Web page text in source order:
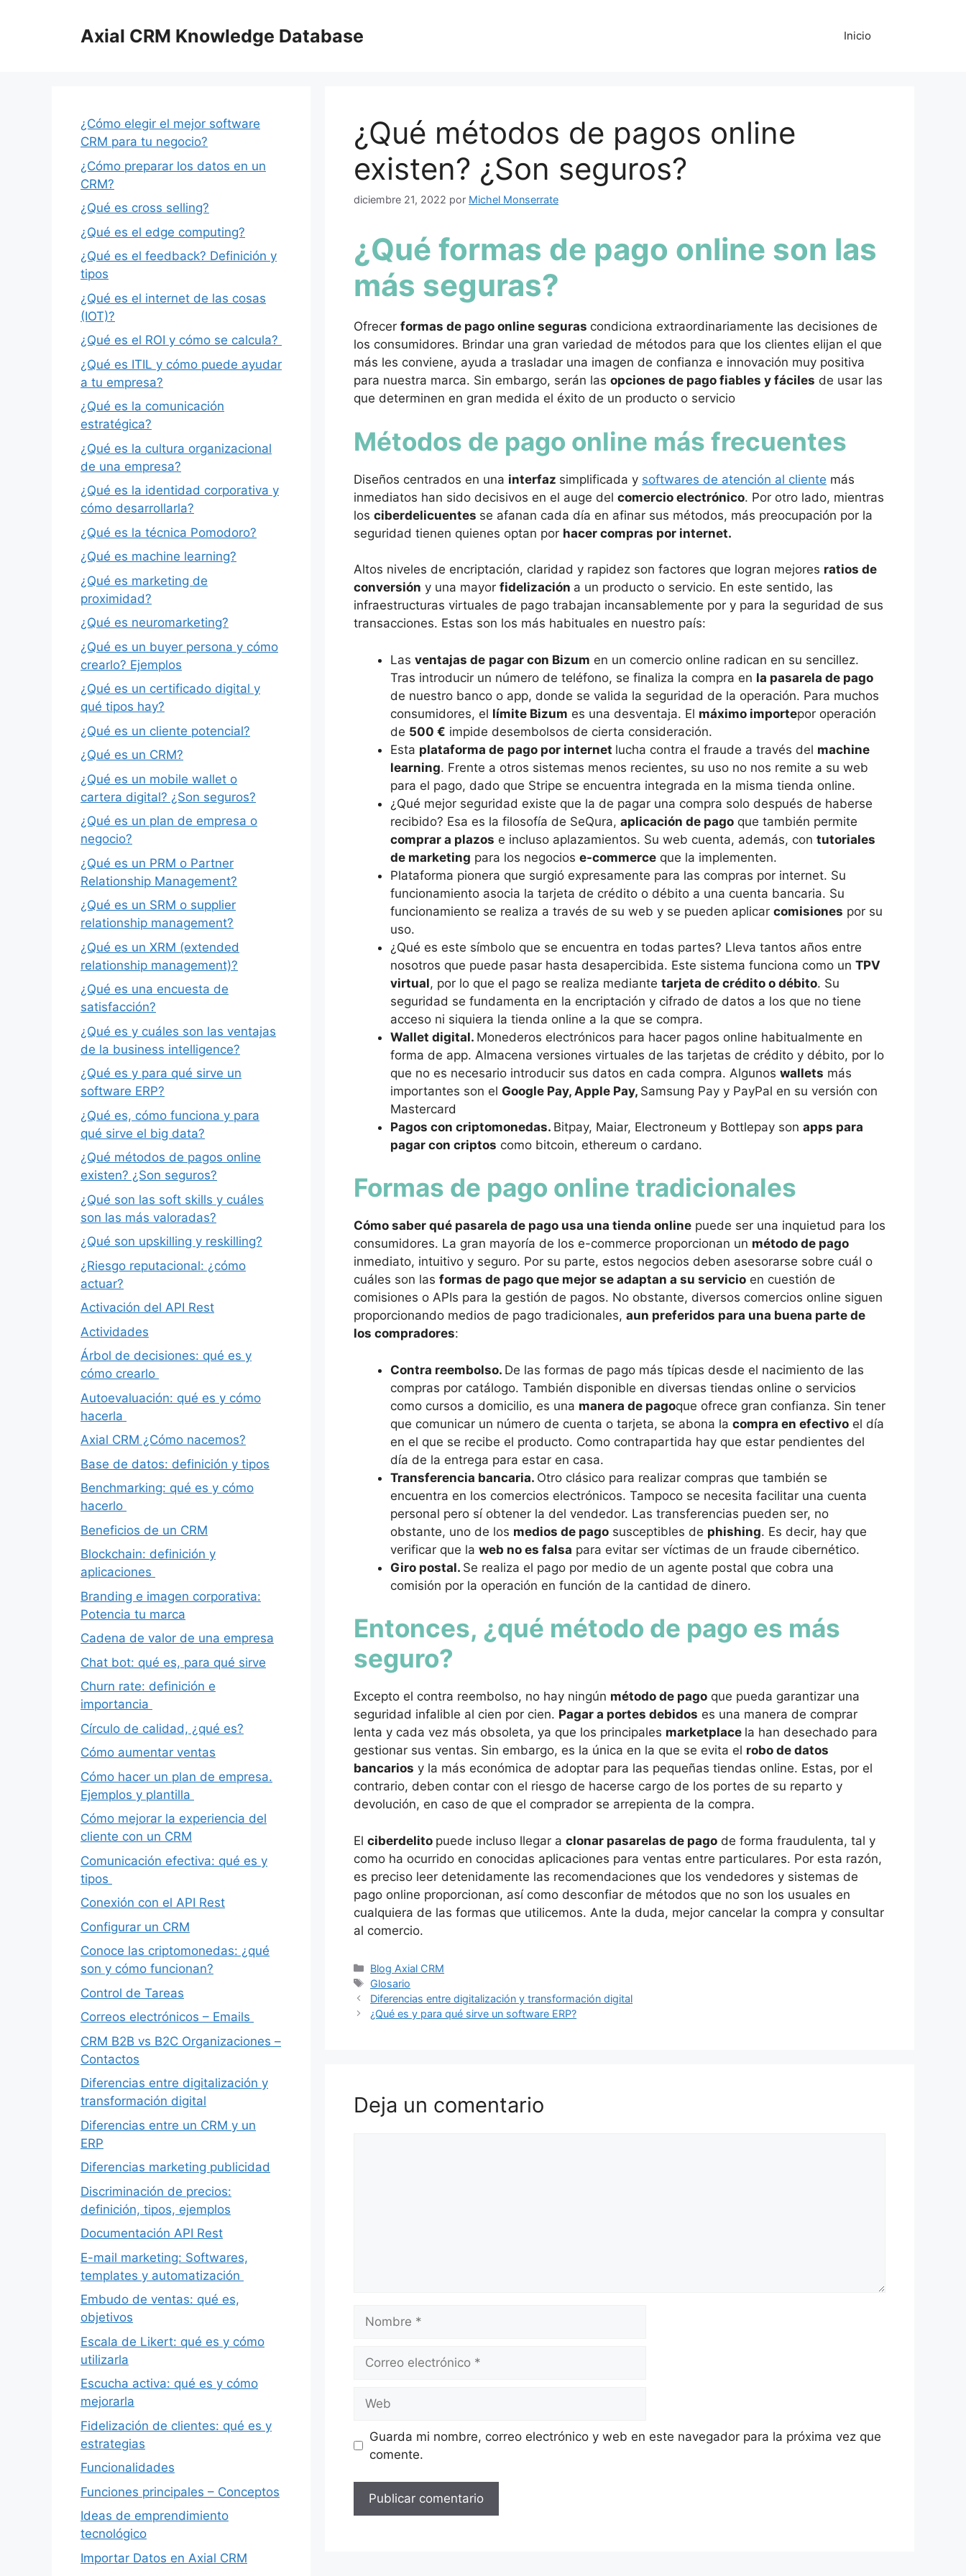
Axial CRM Knowledge Database Inicio
¿Qué métodos de pagos online
existen? ¿Son seguros?
diciembre 21, 2022 por Michel Monserrate
¿Qué formas de pago online son las
más seguras?
Ofrecer formas de pago online seguras condiciona extraordinariamente las decisiones de
los consumidores. Brindar una gran variedad de métodos para que los clientes elijan el que
más les conviene, ayuda a trasladar una imagen de confianza e innovación muy positiva
para nuestra marca. Sin embargo, serán las opciones de pago fiables y fáciles de usar las
que determinen en gran medida el éxito de un producto o servicio
Métodos de pago online más frecuentes
Diseños centrados en una interfaz simplificada y softwares de atención al cliente más
inmediatos han sido decisivos en el auge del comercio electrónico. Por otro lado, mientras
los ciberdelicuentes se afanan cada día en afinar sus métodos, más preocupación por la
seguridad tienen quienes optan por hacer compras por internet.
Altos niveles de encriptación, claridad y rapidez son factores que logran mejores ratios de
conversión y una mayor fidelización a un producto o servicio. En este sentido, las
infraestructuras virtuales de pago trabajan incansablemente por y para la seguridad de sus
transacciones. Estas son los más habituales en nuestro país:
Las ventajas de pagar con Bizum en un comercio online radican en su sencillez.
Tras introducir un número de teléfono, se finaliza la compra en la pasarela de pago
de nuestro banco o app, donde se valida la seguridad de la operación. Para muchos
consumidores, el límite Bizum es una desventaja. El máximo importepor operación
de 500 € impide desembolsos de cierta consideración.
Esta plataforma de pago por internet lucha contra el fraude a través del machine
learning. Frente a otros sistemas menos recientes, su uso no nos remite a su web
para el pago, dado que Stripe se encuentra integrada en la misma tienda online.
¿Qué mejor seguridad existe que la de pagar una compra solo después de haberse
recibido? Esa es la filosofía de SeQura, aplicación de pago que también permite
comprar a plazos e incluso aplazamientos. Su web cuenta, además, con tutoriales
de marketing para los negocios e-commerce que la implementen.
Plataforma pionera que surgió expresamente para las compras por internet. Su
funcionamiento asocia la tarjeta de crédito o débito a una cuenta bancaria. Su
funcionamiento se realiza a través de su web y se pueden aplicar comisiones por su
uso.
¿Qué es este símbolo que se encuentra en todas partes? Lleva tantos años entre
nosotros que puede pasar hasta desapercibida. Este sistema funciona como un TPV
virtual, por lo que el pago se realiza mediante tarjeta de crédito o débito. Su
seguridad se fundamenta en la encriptación y cifrado de datos a los que no tiene
acceso ni siquiera la tienda online a la que se compra.
Wallet digital. Monederos electrónicos para hacer pagos online habitualmente en
forma de app. Almacena versiones virtuales de las tarjetas de crédito y débito, por lo
que no es necesario introducir sus datos en cada compra. Algunos wallets más
importantes son el Google Pay, Apple Pay, Samsung Pay y PayPal en su versión con
Mastercard
Pagos con criptomonedas. Bitpay, Maiar, Electroneum y Bottlepay son apps para
pagar con criptos como bitcoin, ethereum o cardano.
Formas de pago online tradicionales
Cómo saber qué pasarela de pago usa una tienda online puede ser una inquietud para los
consumidores. La gran mayoría de los e-commerce proporcionan un método de pago
inmediato, intuitivo y seguro. Por su parte, estos negocios deben asesorarse sobre cuál o
cuáles son las formas de pago que mejor se adaptan a su servicio en cuestión de
comisiones o APIs para la gestión de pagos. No obstante, diversos comercios online siguen
proporcionando medios de pago tradicionales, aun preferidos para una buena parte de
los compradores:
Contra reembolso. De las formas de pago más típicas desde el nacimiento de las
compras por catálogo. También disponible en diversas tiendas online o servicios
como cursos a domicilio, es una manera de pagoque ofrece gran confianza. Sin tener
que comunicar un número de cuenta o tarjeta, se abona la compra en efectivo el día
en el que se recibe el producto. Como contrapartida hay que estar pendientes del
día de la entrega para estar en casa.
Transferencia bancaria. Otro clásico para realizar compras que también se
encuentra en los comercios electrónicos. Tampoco se necesita facilitar una cuenta
personal pero sí obtener la del vendedor. Las transferencias pueden ser, no
obstante, uno de los medios de pago susceptibles de phishing. Es decir, hay que
verificar que la web no es falsa para evitar ser víctimas de un fraude cibernético.
Giro postal. Se realiza el pago por medio de un agente postal que cobra una
comisión por la operación en función de la cantidad de dinero.
Entonces, ¿qué método de pago es más
seguro?
Excepto el contra reembolso, no hay ningún método de pago que pueda garantizar una
seguridad infalible al cien por cien. Pagar a portes debidos es una manera de comprar
lenta y cada vez más obsoleta, ya que los principales marketplace la han desechado para
gestionar sus ventas. Sin embargo, es la única en la que se evita el robo de datos
bancarios y la más económica de adoptar para las pequeñas tiendas online. Estas, por el
contrario, deben contar con el riesgo de hacerse cargo de los portes de su reparto y
devolución, en caso de que el comprador se arrepienta de la compra.
El ciberdelito puede incluso llegar a clonar pasarelas de pago de forma fraudulenta, tal y
como ha ocurrido en conocidas aplicaciones para ventas entre particulares. Por esta razón,
es preciso leer detenidamente las recomendaciones que los vendedores y sistemas de
pago online proporcionan, así como desconfiar de métodos que no son los usuales en
cualquiera de las formas que utilicemos. Ante la duda, mejor cancelar la compra y consultar
al comercio.
Categorías
Blog Axial CRM
Etiquetas
Glosario
Navegación
de
Diferencias entre digitalización y transformación digital
¿Qué es y para qué sirve un software ERP?
Deja un comentario
electrónico
Guarda mi nombre, correo electrónico y web en este navegador para la próxima vez que
comente.
¿Cómo elegir el mejor software
CRM para tu negocio?
¿Cómo preparar los datos en un
CRM?
¿Qué es cross selling?
¿Qué es el edge computing?
¿Qué es el feedback? Definición y
tipos
¿Qué es el internet de las cosas
(IOT)?
¿Qué es el ROI y cómo se calcula?
¿Qué es ITIL y cómo puede ayudar
a tu empresa?
¿Qué es la comunicación
estratégica?
¿Qué es la cultura organizacional
de una empresa?
¿Qué es la identidad corporativa y
cómo desarrollarla?
¿Qué es la técnica Pomodoro?
¿Qué es machine learning?
¿Qué es marketing de
proximidad?
¿Qué es neuromarketing?
¿Qué es un buyer persona y cómo
crearlo? Ejemplos
¿Qué es un certificado digital y
qué tipos hay?
¿Qué es un cliente potencial?
¿Qué es un CRM?
¿Qué es un mobile wallet o
cartera digital? ¿Son seguros?
¿Qué es un plan de empresa o
negocio?
¿Qué es un PRM o Partner
Relationship Management?
¿Qué es un SRM o supplier
relationship management?
¿Qué es un XRM (extended
relationship management)?
¿Qué es una encuesta de
satisfacción?
¿Qué es y cuáles son las ventajas
de la business intelligence?
¿Qué es y para qué sirve un
software ERP?
¿Qué es, cómo funciona y para
qué sirve el big data?
¿Qué métodos de pagos online
existen? ¿Son seguros?
¿Qué son las soft skills y cuáles
son las más valoradas?
¿Qué son upskilling y reskilling?
¿Riesgo reputacional: ¿cómo
actuar?
Activación del API Rest
Actividades
Árbol de decisiones: qué es y
cómo crearlo
Autoevaluación: qué es y cómo
hacerla
Axial CRM ¿Cómo nacemos?
Base de datos: definición y tipos
Benchmarking: qué es y cómo
hacerlo
Beneficios de un CRM
Blockchain: definición y
aplicaciones
Branding e imagen corporativa:
Potencia tu marca
Cadena de valor de una empresa
Chat bot: qué es, para qué sirve
Churn rate: definición e
importancia
Círculo de calidad, ¿qué es?
Cómo aumentar ventas
Cómo hacer un plan de empresa.
Ejemplos y plantilla
Cómo mejorar la experiencia del
cliente con un CRM
Comunicación efectiva: qué es y
tipos
Conexión con el API Rest
Configurar un CRM
Conoce las criptomonedas: ¿qué
son y cómo funcionan?
Control de Tareas
Correos electrónicos – Emails
CRM B2B vs B2C Organizaciones –
Contactos
Diferencias entre digitalización y
transformación digital
Diferencias entre un CRM y un
ERP
Diferencias marketing publicidad
Discriminación de precios:
definición, tipos, ejemplos
Documentación API Rest
E-mail marketing: Softwares,
templates y automatización
Embudo de ventas: qué es,
objetivos
Escala de Likert: qué es y cómo
utilizarla
Escucha activa: qué es y cómo
mejorarla
Fidelización de clientes: qué es y
estrategias
Funcionalidades
Funciones principales – Conceptos
Ideas de emprendimiento
tecnológico
Importar Datos en Axial CRM